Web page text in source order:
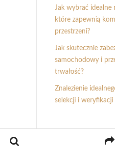
Jak wybrać idealne
które zapewnią
przestrzeni?
Jak skutecznie
samochodowy i
trwałość?
Znalezienie
selekcji i weryfikacji